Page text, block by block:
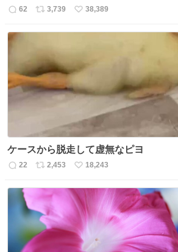
返
数
62
リ
数
3,739
い
38,389
ケースから脱走して虚無なピヨ
返
22
リ
ト
数
2,453
い
ね
数
18,243